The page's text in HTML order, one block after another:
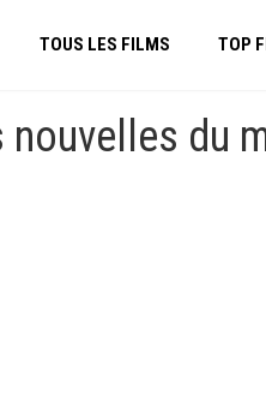
TOUS LES FILMS TOP
du